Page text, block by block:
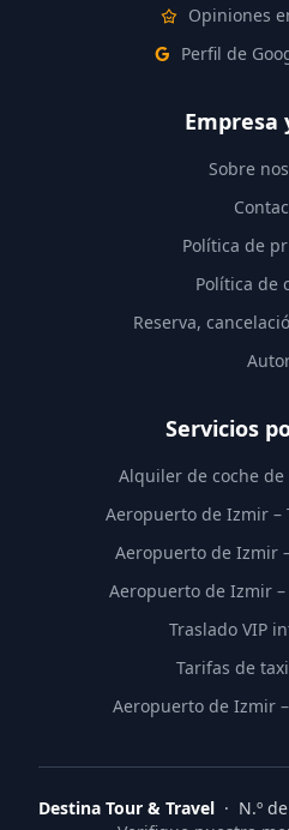
Opiniones
Perfil de
Empresa
Sobre
Política de
Política de
Reserva,
Servicios
Alquiler de coche
Aeropuerto de Izmir –
Aeropuerto de Izmir
Aeropuerto de Izmir
Traslado VIP
Tarifas de
Aeropuerto de Izmir
Destina Tour & Travel · N.º